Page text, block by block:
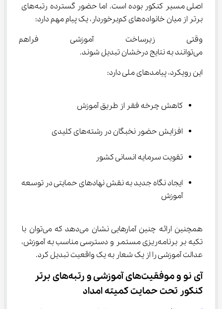
اصلی مسیر کنکور بوده است. اما حضور گسترده رتبه‌های
برتر از میان خانواده‌های کم‌برخوردار، یک پیام مهم دارد:
وقتی زیرساخت آموزشی فراهم
می‌توانند به نتایج درخشان تبدیل شوند.
این رویکرد، پیامدهای ملی دارد:
کاهش چرخه فقر از طریق آموزش
افزایش حضور نخبگان در رشته‌های کلیدی
تقویت سرمایه انسانی کشور
ایجاد نگاه جدید به نقش نهادهای حمایتی در توسعه
آموزش
همچنین ارائه چنین آمارهایی نشان می‌دهد که می‌توان با
تکیه بر برنامه‌ریزی مستمر و دسترسی مناسب به آموزش،
عدالت آموزشی را از یک شعار به یک واقعیت تبدیل کرد.
آی ‌نو و موفقیت‌های آموزشی و رتبه‌های برتر
کنکور تحت حمایت کمیته امداد